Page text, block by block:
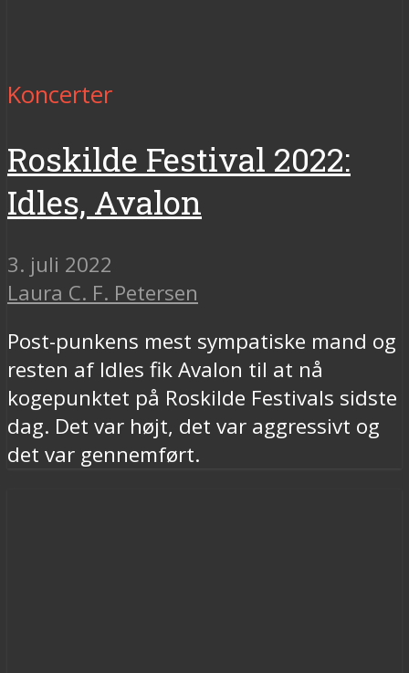
Koncerter
Roskilde Festival 2022:
Idles, Avalon
3. juli 2022
Laura C. F. Petersen
Post-punkens mest sympatiske mand og
resten af Idles fik Avalon til at nå
kogepunktet på Roskilde Festivals sidste
dag. Det var højt, det var aggressivt og
det var gennemført.